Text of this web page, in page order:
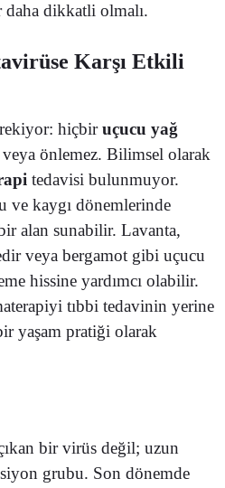
dikkatli olmalı.
Karşı Etkili
hiçbiruçucu yağ
önlemez. Bilimsel olarak
tedavisi bulunmuyor.
ve kaygı dönemlerinde
alan sunabilir. Lavanta,
veya bergamot gibi uçucu
hissine yardımcı olabilir.
tıbbi tedavinin yerine
yaşam pratiği olarak
bir virüs değil; uzun
grubu. Son dönemde